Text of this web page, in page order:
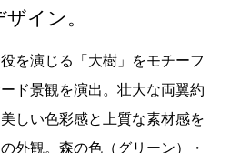
ザイン。
を演じる「大樹」をモチーフ
ド景観を演出。壮大な両翼約
しい色彩感と上質な素材感を
外観。森の色（グリーン）・